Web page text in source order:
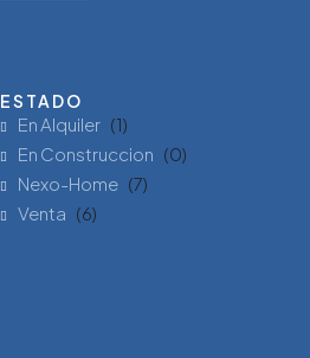
ESTADO
En Alquiler (1)
En Construccion (0)
Nexo-Home (7)
Venta (6)